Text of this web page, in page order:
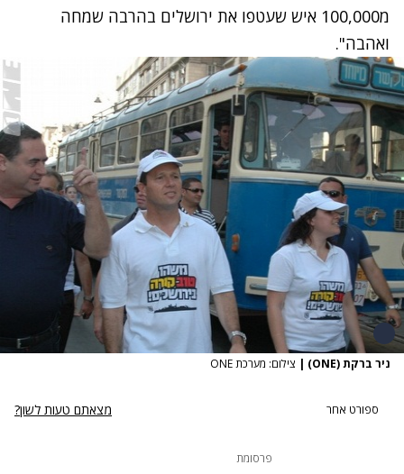
מ100,000 איש שעטפו את ירושלים בהרבה שמחה
ואהבה".
ניר ברקת (ONE) | צילום: מערכת ONE
ספורט אחר מצאתם טעות לשון?
פרסומת